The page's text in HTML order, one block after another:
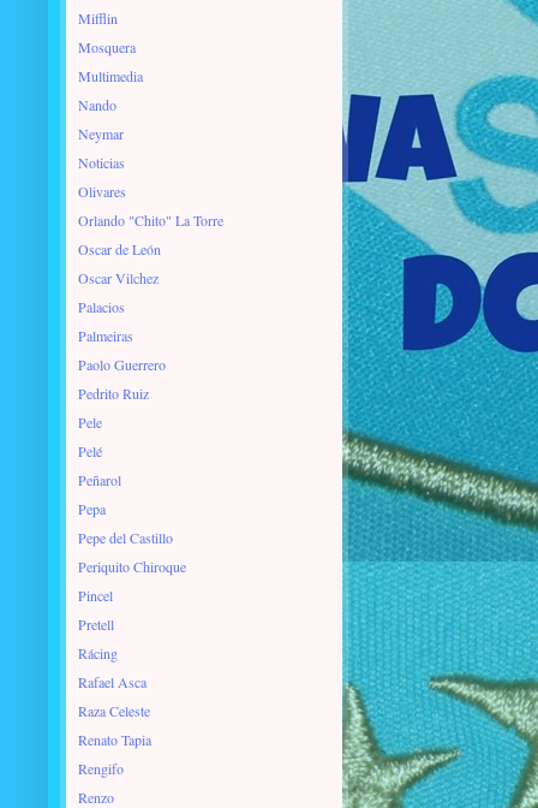
Mifflin
Mosquera
Multimedia
Nando
Neymar
Noticias
Olivares
Orlando "Chito" La Torre
Oscar de León
Oscar Vilchez
Palacios
Palmeiras
Paolo Guerrero
Pedrito Ruiz
Pele
Pelé
Peñarol
Pepa
Pepe del Castillo
Periquito Chiroque
Pincel
Pretell
Rácing
Rafael Asca
Raza Celeste
Renato Tapia
Rengifo
Renzo